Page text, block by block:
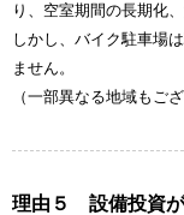
り、空室期間の長期化
しかし、バイク駐車場
ません。
（一部異なる地域もご
理由５ 設備投資が